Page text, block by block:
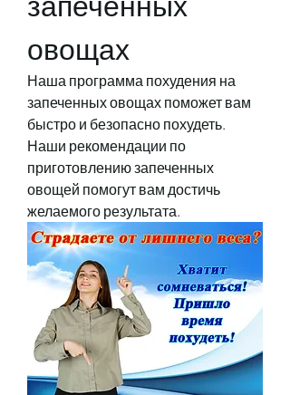
овощах
Наша программа похудения на
запеченных овощах поможет вам
быстро и безопасно похудеть.
Наши рекомендации по
приготовлению запеченных
овощей помогут вам достичь
желаемого результата.